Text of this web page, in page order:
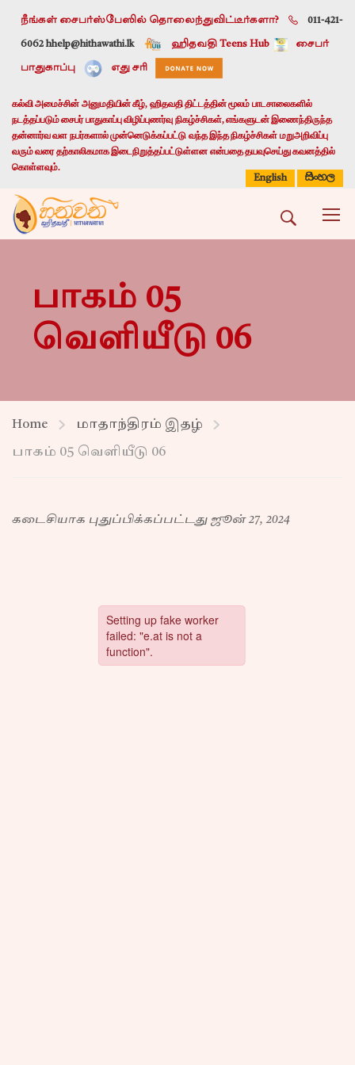
நீங்கள் சைபர்ஸ்பேஸில் தொலைந்துவிட்டீர்களா? 011-421-
6062 hhelp@hithawathi.lk ஹிதவதி Teens Hub சைபர்
பாதுகாப்பு எது சரி
கல்வி அமைச்சின் அனுமதியின் கீழ், ஹிதவதி திட்டத்தின் மூலம் பாடசாலைகளில்
நடத்தப்படும் சைபர் பாதுகாப்பு விழிப்புணர்வு நிகழ்ச்சிகள், எங்களுடன் இணைந்திருந்த
தன்னார்வ வள நபர்களால் முன்னெடுக்கப்பட்டு வந்த இந்த நிகழ்ச்சிகள் மறுஅறிவிப்பு
வரும் வரை தற்காலிகமாக இடைநிறுத்தப்பட்டுள்ளன என்பதை தயவுசெய்து கவனத்தில்
கொள்ளவும்.
English
සිංහල
பாகம் 05
வெளியீடு 06
Home மாதாந்திரம் இதழ்
பாகம் 05 வெளியீடு 06
கடைசியாக புதுப்பிக்கப்பட்டது ஜூன் 27, 2024